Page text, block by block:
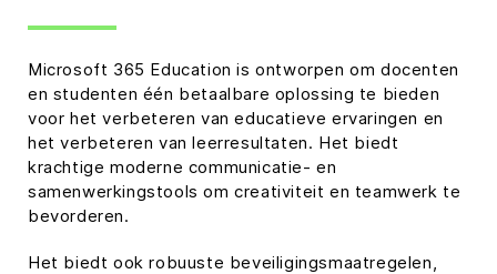
Microsoft 365 Education is ontworpen om docenten
en studenten één betaalbare oplossing te bieden
voor het verbeteren van educatieve ervaringen en
het verbeteren van leerresultaten. Het biedt
krachtige moderne communicatie- en
samenwerkingstools om creativiteit en teamwerk te
bevorderen.
Het biedt ook robuuste beveiligingsmaatregelen,